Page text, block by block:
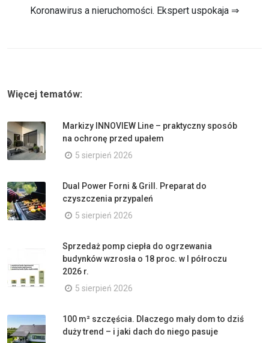
Koronawirus a nieruchomości. Ekspert uspokaja ⇒
Więcej tematów:
Markizy INNOVIEW Line – praktyczny sposób
na ochronę przed upałem
5 sierpień 2026
Dual Power Forni & Grill. Preparat do
czyszczenia przypaleń
5 sierpień 2026
Sprzedaż pomp ciepła do ogrzewania
budynków wzrosła o 18 proc. w I półroczu
2026 r.
5 sierpień 2026
100 m² szczęścia. Dlaczego mały dom to dziś
duży trend – i jaki dach do niego pasuje